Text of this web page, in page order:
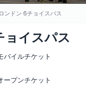
ンドン 6チョイスパス
ョイスパス
バイルチケット
ープンチケット